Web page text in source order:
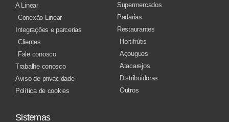
A Linear
Conexão Linear
Integrações e parcerias
Clientes
Fale conosco
Trabalhe conosco
Aviso de privacidade
Política de cookies
Supermercados
Padarias
Restaurantes
Hortifrútis
Açougues
Atacarejos
Distribuidoras
Outros
Sistemas